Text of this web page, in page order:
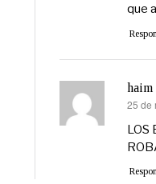
que
haim
dice:
25 de
LOS